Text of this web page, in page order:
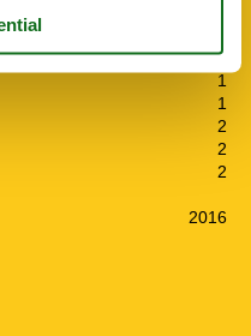
1
1
2
2
2
2016